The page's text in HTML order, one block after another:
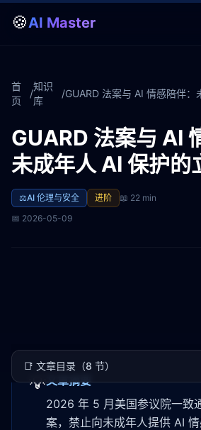
🍪AI Master
首
页
/
知识
库
/
GUARD 法案与 AI
未成年人 AI 保护的
⚖️AI 伦理与安全 进阶 📖 22 min
📅 2026-05-09
📑 文章目录（8 节）
💡文章摘要
2026 年 5 月美国参议院一致
案，禁止向未成年人提供 AI